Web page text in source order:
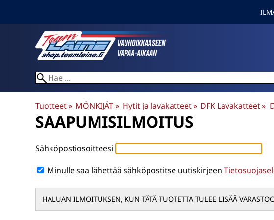
Tuotteet‪» MÖNKIJÄT‪» Hytit ja lavakatteet‪» DFK Lavakatteet‪»
SAAPUMISILMOITUS
Sähköpostiosoitteesi
Minulle saa lähettää sähköpostitse uutiskirjeen